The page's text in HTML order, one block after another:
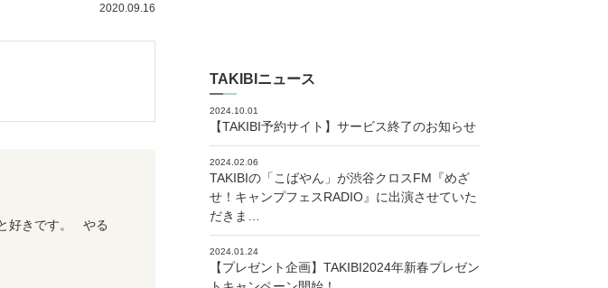
2020.09.16
好きです。 やる
TAKIBIニュース
2024.10.01
【TAKIBI予約サイト】サービス終了のお知らせ
2024.02.06
TAKIBIの「こばやん」が渋谷クロスFM『めざ
せ！キャンプフェスRADIO』に出演させていた
だきま…
2024.01.24
【プレゼント企画】TAKIBI2024年新春プレゼン